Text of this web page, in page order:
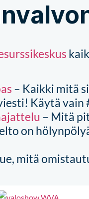
– Kaikki mitä
Käytä vain
– Mitä
on
mitä